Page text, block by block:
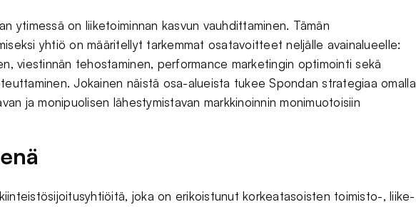
ytimessä on liiketoiminnan kasvun vauhdittaminen. Tämän
yhtiö on määritellyt tarkemmat osatavoitteet neljälle avainalueelle:
viestinnän tehostaminen, performance marketingin optimointi sekä
Jokainen näistä osa-alueista tukee Spondan strategiaa omalla
ja monipuolisen lähestymistavan markkinoinnin monimuotoisiin
joka on erikoistunut korkeatasoisten toimisto-, liike-